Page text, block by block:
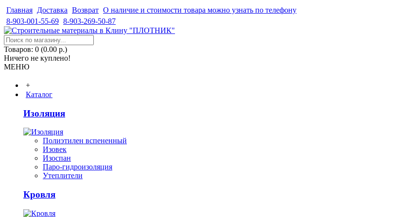
Главная Доставка Возврат О наличие и стоимости товара можно узнать по телефону
8-903-001-55-69 8-903-269-50-87
Товаров: 0 (0.00 р.)
Ничего не куплено!
МЕНЮ
+
Каталог
Изоляция
Полиэтилен вспененный
Изовек
Изоспан
Паро-гидроизоляция
Утеплители
Кровля